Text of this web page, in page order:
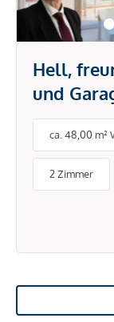
Hell,
und
ca. 48,00 m²
2 Zimmer